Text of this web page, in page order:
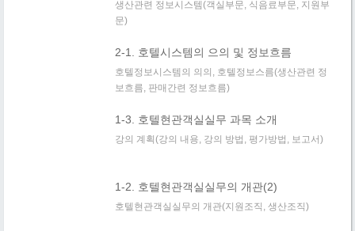
생산관련 정보시스템(객실부문, 식음료부문, 지원부
문)
2-1. 호텔시스템의 으의 및 정보흐름
호텔정보시스템의 의의, 호텔정보스름(생산관련 정
보흐름, 판매간련 정보흐름)
1-3. 호텔현관객실실무 과목 소개
강의 계획(강의 내용, 강의 방법, 평가방법, 보고서)
1-2. 호텔현관객실실무의 개관(2)
호텔현관객실실무의 개관(지원조직, 생산조직)